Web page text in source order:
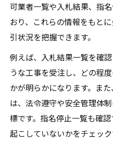
可業者一覧や入札結果、指
おり、これらの情報をもと
引状況を把握できます。
例えば、入札結果一覧を確
うな工事を受注し、どの程
かが明らかになります。ま
は、法令遵守や安全管理体
標です。指名停止一覧も確
起こしていないかをチェック